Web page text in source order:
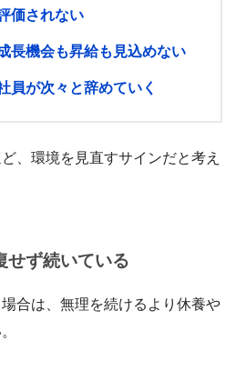
価されない
長機会も昇給も見込めない
員が次々と辞めていく
、環境を見直すサインだと考え
せず続いている
合は、無理を続けるより休養や